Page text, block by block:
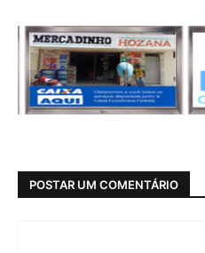
POSTAR UM COMENTÁRIO